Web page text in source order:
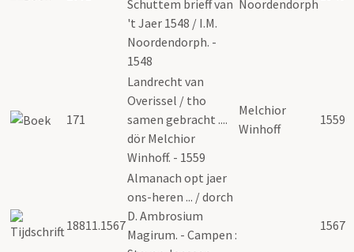
Schuttem brieff van
't Jaer 1548 / I.M.
Noordendorph. -
1548
Noordendorph
171
Landrecht van
Overissel / tho
samen gebracht ....
dör Melchior
Winhoff. - 1559
Melchior
Winhoff
1559
18811.1567
Almanach opt jaer
ons-heren ... / dorch
D. Ambrosium
Magirum. - Campen :
1567